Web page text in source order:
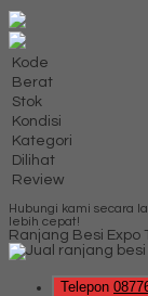
Kode
Berat
Stok
Kondisi
Kategori
Dilihat
Review
Hubungi kami secara
lebih cepat!
Ranjang Besi Expo
Telepon